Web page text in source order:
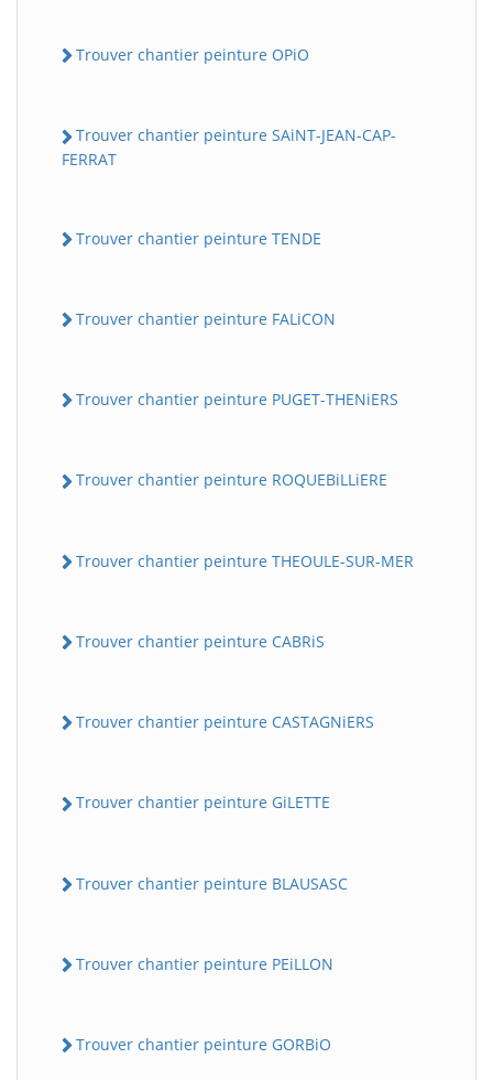
Trouver chantier peinture OPiO
Trouver chantier peinture SAiNT-JEAN-CAP-
FERRAT
Trouver chantier peinture TENDE
Trouver chantier peinture FALiCON
Trouver chantier peinture PUGET-THENiERS
Trouver chantier peinture ROQUEBiLLiERE
Trouver chantier peinture THEOULE-SUR-MER
Trouver chantier peinture CABRiS
Trouver chantier peinture CASTAGNiERS
Trouver chantier peinture GiLETTE
Trouver chantier peinture BLAUSASC
Trouver chantier peinture PEiLLON
Trouver chantier peinture GORBiO